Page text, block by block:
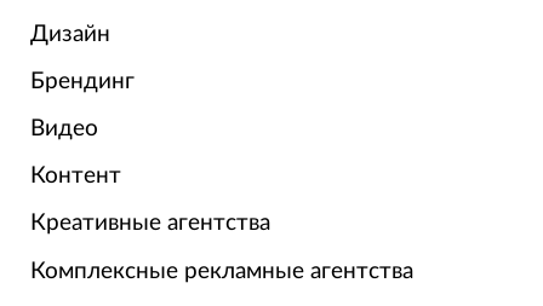
Дизайн
Брендинг
Видео
Контент
Креативные агентства
Комплексные рекламные агентства